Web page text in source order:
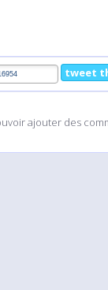
tweet
ajouter des